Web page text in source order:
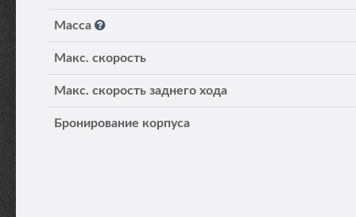
Масса
Макс. скорость
Макс. скорость заднего хода
Бронирование корпуса